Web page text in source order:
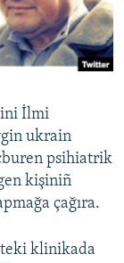
İlmi
ukrain
psihiatrik
kişiniñ
çağıra.
klinikada